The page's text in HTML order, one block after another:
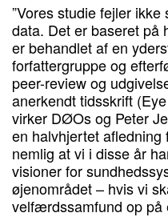
”Vores studie fejler
data. Det er baseret på
er behandlet af en
forfattergruppe og
peer-review og
anerkendt tidsskrift
virker DØOs og Peter
en halvhjertet afledning
nemlig at vi i disse år
visioner for
øjenområdet – hvis vi
velfærdssamfund op på